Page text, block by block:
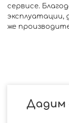
сервисе.
же
Дадим